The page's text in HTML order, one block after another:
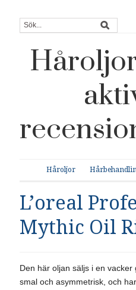
Håroljor
L’oreal
Mythic Oil
Den här oljan säljs i en
smal och asymmetrisk, och